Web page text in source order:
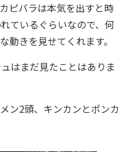
ピバラは本気を出すと時
ているぐらいなので、何
動きを見せてくれます。
はまだ見たことはありま
ン2頭、キンカンとポンカ